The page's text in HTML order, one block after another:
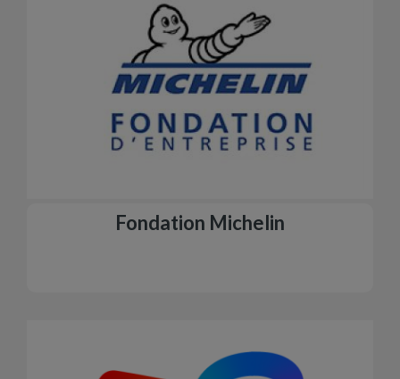
Fondation Michelin